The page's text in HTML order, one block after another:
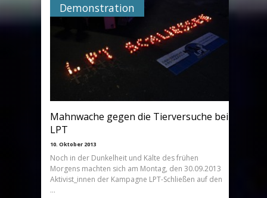
Demonstration
Mahnwache gegen die Tierversuche bei
LPT
10. Oktober 2013
Noch in der Dunkelheit und Kälte des frühen
Morgens machten sich am Montag, den 30.09.2013
Aktivist_innen der Kampagne LPT-Schließen auf den
…